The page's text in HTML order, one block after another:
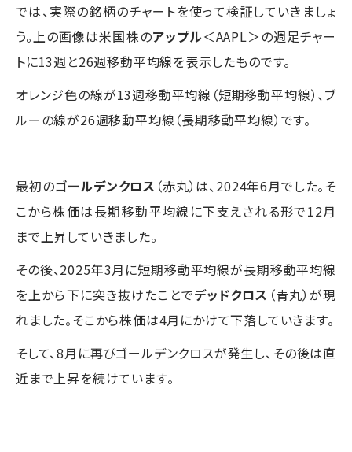
では、実際の銘柄のチャートを使って検証していきましょ
う。上の画像は米国株のアップル＜AAPL＞の週足チャー
トに13週と26週移動平均線を表示したものです。
オレンジ色の線が13週移動平均線（短期移動平均線）、ブ
ルーの線が26週移動平均線（長期移動平均線）です。
最初のゴールデンクロス （赤丸）は、2024年6月でした。そ
こから株価は長期移動平均線に下支えされる形で12月
まで上昇していきました。
その後、2025年3月に短期移動平均線が長期移動平均線
を上から下に突き抜けたことでデッドクロス （青丸）が現
れました。そこから株価は4月にかけて下落していきます。
そして、8月に再びゴールデンクロスが発生し、その後は直
近まで上昇を続けています。